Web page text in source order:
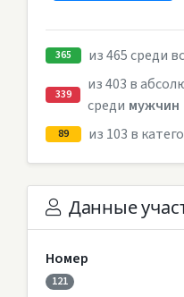
365 из 465 среди
339
из 403 в
среди мужчин
89 из 103 в
Данные
Номер
121